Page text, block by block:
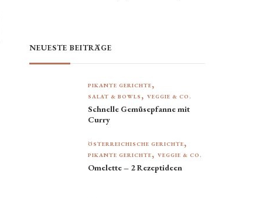
NEUESTE BEITRÄGE
PIKANTE GERICHTE
SALAT & BOWLS
VEGGIE & CO.
Schnelle Gemüsepfanne mit
Curry
ÖSTERREICHISCHE GERICHTE
PIKANTE GERICHTE
VEGGIE & CO.
Omelette – 2 Rezeptideen